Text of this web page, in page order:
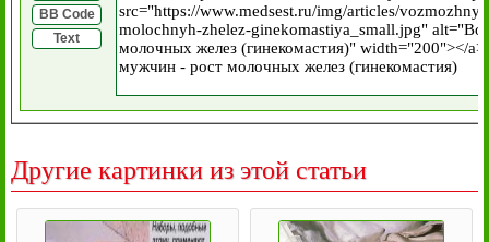
BB Code
Text
Другие картинки из этой статьи